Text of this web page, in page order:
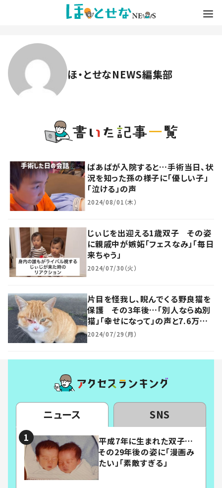
ほ・とせなNEWS編集部
ばあばが入院すると…手術当日、状
況を知った孫の様子に「優しい子」
「泣ける」の声
2024/08/01（木）
じぃじを出迎える1歳双子 その姿
に親戚中が嫉妬「フェスなみ」「毎日
来ちゃう」
2024/07/30（火）
片目を怪我し、睨んでくる野良猫を
保護 その3年後…「別人ならぬ別
猫」「幸せになって」の声と7.6万い
いね
2024/07/29（月）
ニュース SNS
平成7年に生まれた双子…
その29年後の姿に「漫画み
たい」「素敵すぎる」